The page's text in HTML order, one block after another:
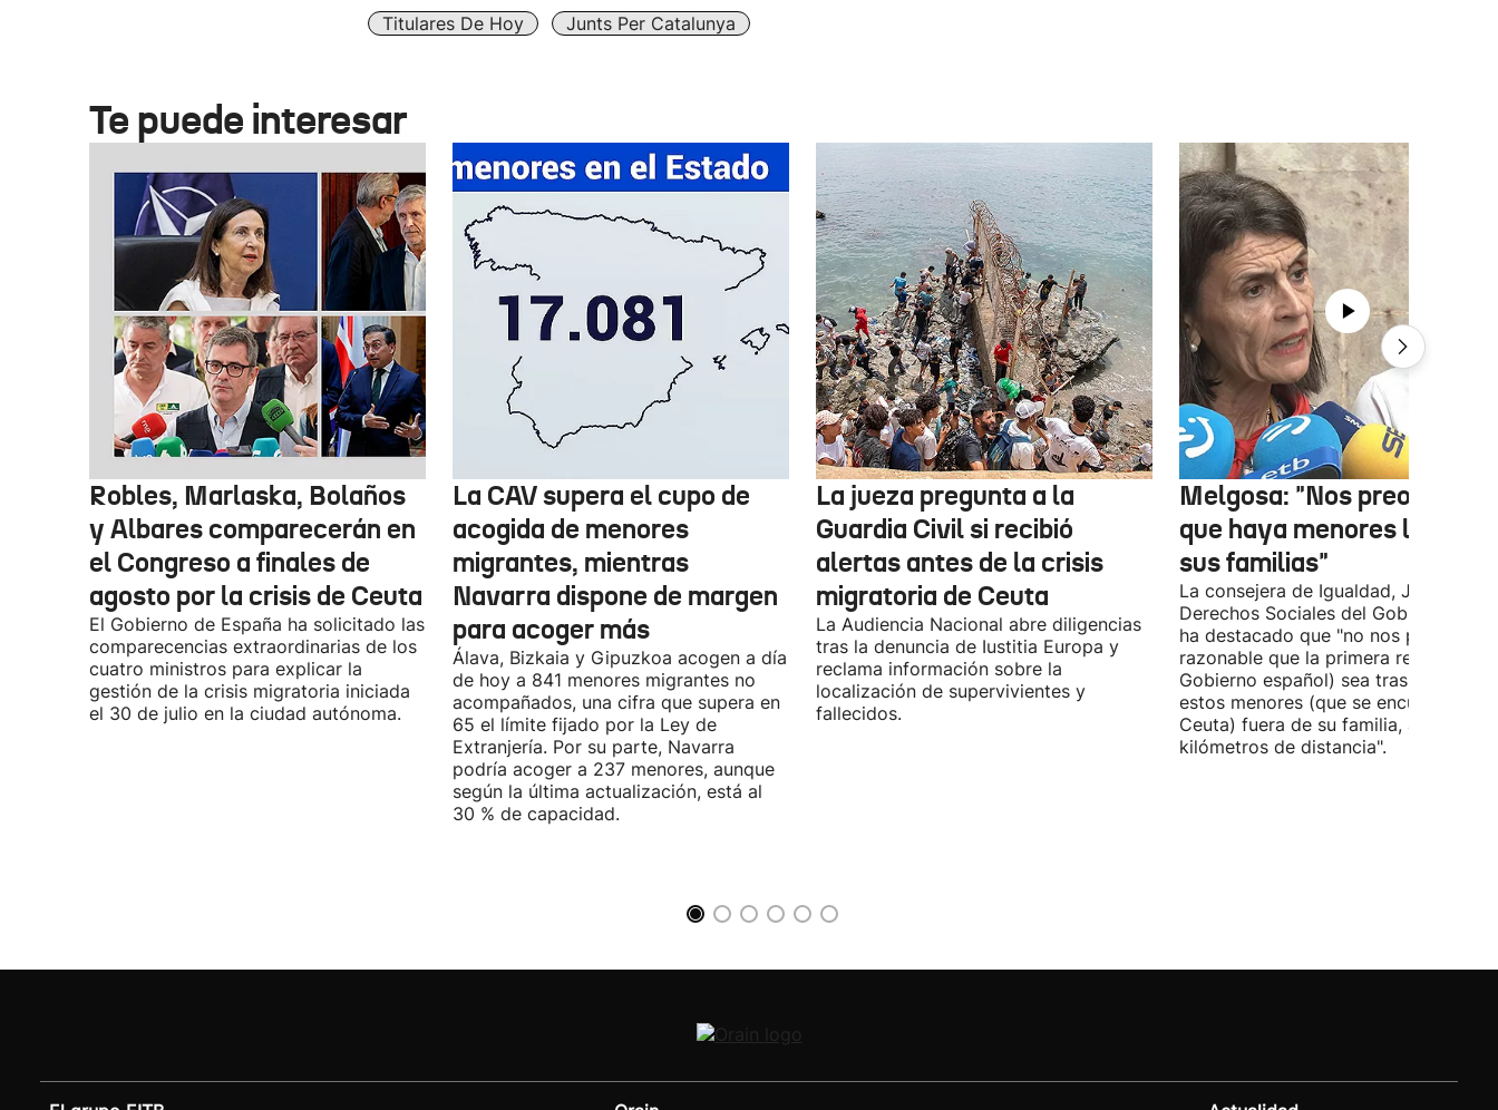
Titulares De Hoy
Junts Per Catalunya
Te puede interesar
Robles, Marlaska, Bolaños
y Albares comparecerán en
el Congreso a finales de
agosto por la crisis de Ceuta
El Gobierno de España ha solicitado las
comparecencias extraordinarias de los
cuatro ministros para explicar la
gestión de la crisis migratoria iniciada
el 30 de julio en la ciudad autónoma.
La CAV supera el cupo de
acogida de menores
migrantes, mientras
Navarra dispone de margen
para acoger más
Álava, Bizkaia y Gipuzkoa acogen a día
de hoy a 841 menores migrantes no
acompañados, una cifra que supera en
65 el límite fijado por la Ley de
Extranjería. Por su parte, Navarra
podría acoger a 237 menores, aunque
según la última actualización, está al
30 % de capacidad.
La jueza pregunta a la
Guardia Civil si recibió
alertas antes de la crisis
migratoria de Ceuta
La Audiencia Nacional abre diligencias
tras la denuncia de Iustitia Europa y
reclama información sobre la
localización de supervivientes y
fallecidos.
Melgosa: "Nos preocupa
que haya menores lejos de
sus familias"
La consejera de Igualdad, Justicia y
Derechos Sociales del Gobierno
ha destacado que "no nos parece
razonable que la primera respuesta
Gobierno español) sea trasladar a
estos menores (que se encuentran en
Ceuta) fuera de su familia, a miles de
kilómetros de distancia".